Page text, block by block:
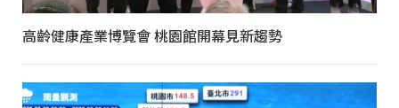
高齡健康產業博覽會 桃園館開幕見新趨勢